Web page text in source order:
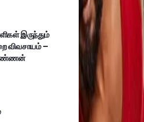
இருந்தும்
விவசாயம் –